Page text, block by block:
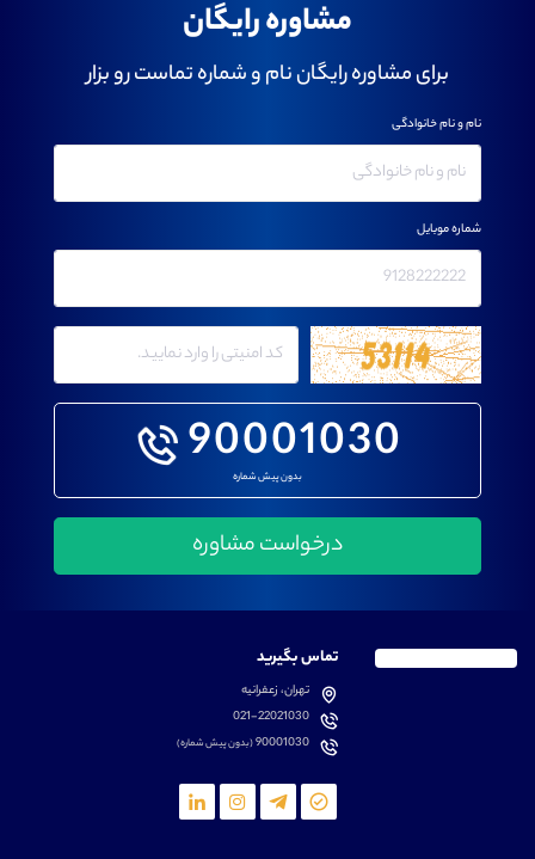
مشاوره رایگان
برای مشاوره رایگان نام و شماره تماست رو بزار
90001030
بدون پیش شماره
نام و نام خانوادگی
شماره موبایل
تماس بگیرید
تهران، زعفرانیه
021-22021030
90001030(بدون پیش شماره)